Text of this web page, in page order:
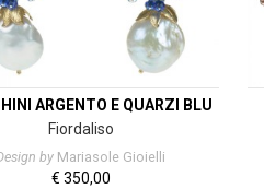
ARGENTO E QUARZI BLU
Fiordaliso
by Mariasole Gioielli
€ 350,00